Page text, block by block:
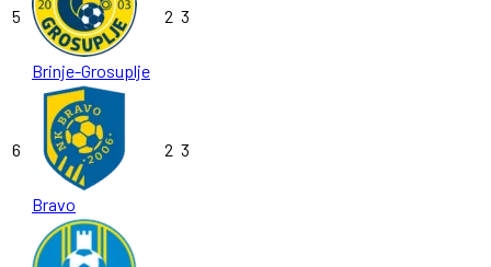
5
Brinje-Grosuplje
2 3
6
Bravo
2 3